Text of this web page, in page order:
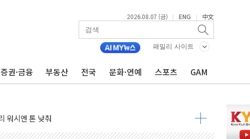
2026.08.07 (금) | ENG | 中文
패밀리 사이트
증권·금융 부동산 전국 문화·연예 스포츠 GAM
상 우려 후퇴…나스닥 선물 1%대 상승
크'…9월 금리 인상 기대 후퇴
클라우드플레어·태양광주↑ VS 트레이드데스크·웬디스↓
실종자 7359명 끝까지 찾겠다"
설...포항시 '시끌'
밑거름…수도권 집중 완화 전환점"